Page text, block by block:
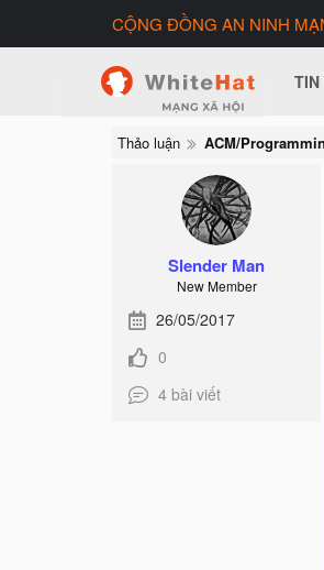
CỘNG ĐỒNG AN NINH
Thảo luận ACM/
Slender Man
New Member
26/05/2017
0
4 bài viết